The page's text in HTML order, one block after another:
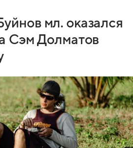
мл. оказался
Сэм Долматов